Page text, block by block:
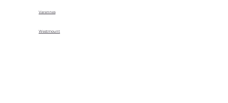
Varennes
Westmount